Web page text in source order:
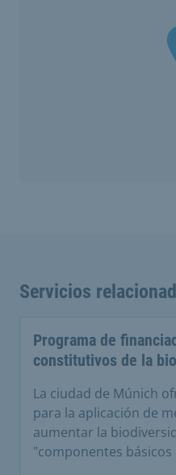
Servicios
Programa de
constitutivos de la
La ciudad de Múnich
para la aplicación de
aumentar la
"componentes